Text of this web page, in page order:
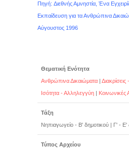
Πηγή: Διεθνής Αμνηστία, Ένα
Εκπαίδευση για τα Ανθρώπινα
Αύγουστος 1996
Θεματική Ενότητα
Ανθρώπινα Δικαιώματα | Διακρίσεις
Ισότητα - Αλληλεγγύη | Κοινωνικές
Τάξη
Νηπιαγωγείο - Β' δημοτικού | Γ' - Ε'
Τύπος Αρχείου